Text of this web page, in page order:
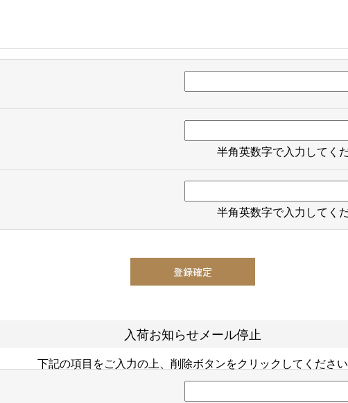
半角英数字で入力してく
半角英数字で入力してく
入荷お知らせメール停止
下記の項目をご入力の上、削除ボタンをクリックしてください